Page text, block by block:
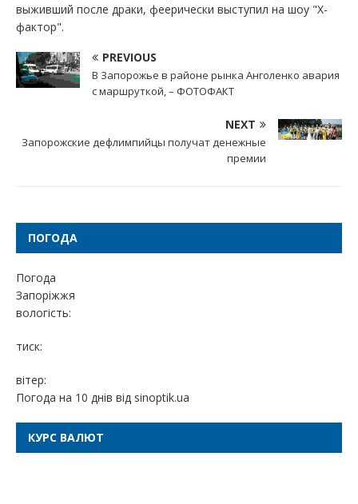
выживший после драки, феерически выступил на шоу "Х-
фактор".
PREVIOUS
В Запорожье в районе рынка Анголенко авария
с маршруткой, – ФОТОФАКТ
NEXT
Запорожские дефлимпийцы получат денежные
премии
ПОГОДА
Погода
Запоріжжя
вологість:
тиск:
вітер:
Погода на 10 днів від sinoptik.ua
КУРС ВАЛЮТ